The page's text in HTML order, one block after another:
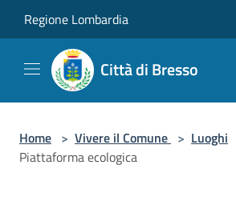
Regione Lombardia
Città di Bresso
Home > Vivere il Comune > Luoghi
Piattaforma ecologica